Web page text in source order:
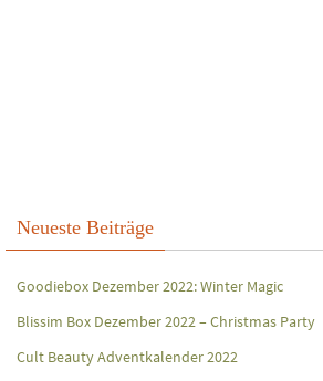
Neueste Beiträge
Goodiebox Dezember 2022: Winter Magic
Blissim Box Dezember 2022 – Christmas Party
Cult Beauty Adventkalender 2022